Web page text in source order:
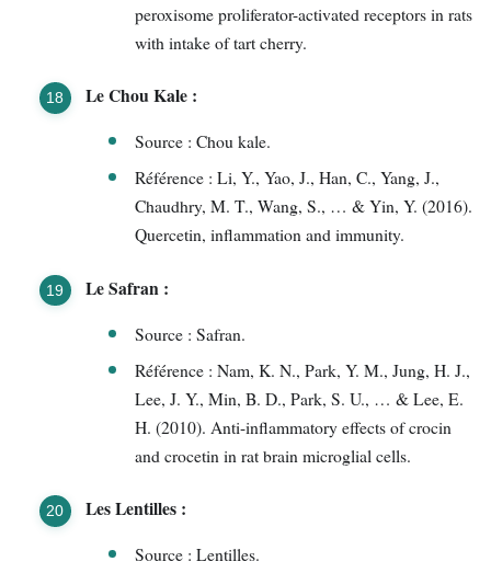
peroxisome proliferator-activated receptors in rats
with intake of tart cherry.
Le Chou Kale :
Source : Chou kale.
Référence : Li, Y., Yao, J., Han, C., Yang, J.,
Chaudhry, M. T., Wang, S., … & Yin, Y. (2016).
Quercetin, inflammation and immunity.
Le Safran :
Source : Safran.
Référence : Nam, K. N., Park, Y. M., Jung, H. J.,
Lee, J. Y., Min, B. D., Park, S. U., … & Lee, E.
H. (2010). Anti-inflammatory effects of crocin
and crocetin in rat brain microglial cells.
Les Lentilles :
Source : Lentilles.